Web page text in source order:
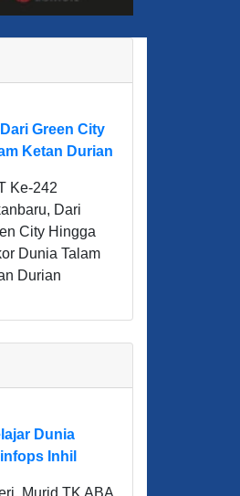
Green City
Ketan Durian
Ke-242
Dari
City Hingga
Dunia Talam
Durian
Dunia
Inhil